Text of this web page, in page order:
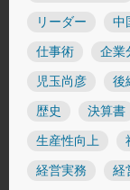
リーダー 中
仕事術 企業
児玉尚彦 後
歴史 決算書
生産性向上
経営実務 経